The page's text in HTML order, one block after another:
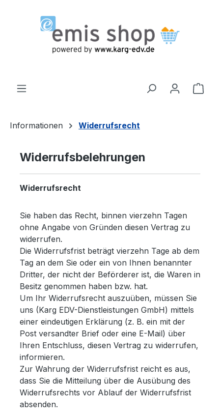
Informationen Widerrufsrecht
Widerrufsbelehrungen
Widerrufsrecht
Sie haben das Recht, binnen vierzehn Tagen
ohne Angabe von Gründen diesen Vertrag zu
widerrufen.
Die Widerrufsfrist beträgt vierzehn Tage ab dem
Tag an dem Sie oder ein von Ihnen benannter
Dritter, der nicht der Beförderer ist, die Waren in
Besitz genommen haben bzw. hat.
Um Ihr Widerrufsrecht auszuüben, müssen Sie
uns (Karg EDV-Dienstleistungen GmbH) mittels
einer eindeutigen Erklärung (z. B. ein mit der
Post versandter Brief oder eine E-Mail) über
Ihren Entschluss, diesen Vertrag zu widerrufen,
informieren.
Zur Wahrung der Widerrufsfrist reicht es aus,
dass Sie die Mitteilung über die Ausübung des
Widerrufsrechts vor Ablauf der Widerrufsfrist
absenden.